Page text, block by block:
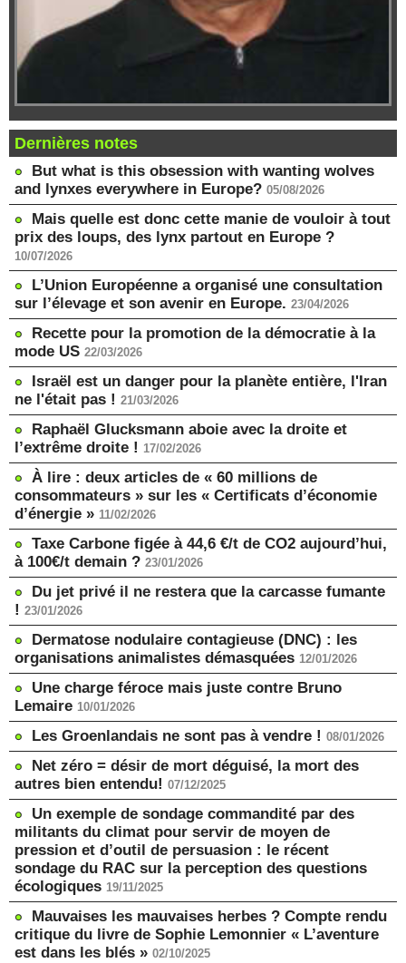
Dernières notes
But what is this obsession with wanting wolves
and lynxes everywhere in Europe? 05/08/2026
Mais quelle est donc cette manie de vouloir à tout
prix des loups, des lynx partout en Europe ?
10/07/2026
L’Union Européenne a organisé une consultation
sur l’élevage et son avenir en Europe. 23/04/2026
Recette pour la promotion de la démocratie à la
mode US 22/03/2026
Israël est un danger pour la planète entière, l'Iran
ne l'était pas ! 21/03/2026
Raphaël Glucksmann aboie avec la droite et
l’extrême droite ! 17/02/2026
À lire : deux articles de « 60 millions de
consommateurs » sur les « Certificats d’économie
d’énergie » 11/02/2026
Taxe Carbone figée à 44,6 €/t de CO2 aujourd’hui,
à 100€/t demain ? 23/01/2026
Du jet privé il ne restera que la carcasse fumante
! 23/01/2026
Dermatose nodulaire contagieuse (DNC) : les
organisations animalistes démasquées 12/01/2026
Une charge féroce mais juste contre Bruno
Lemaire 10/01/2026
Les Groenlandais ne sont pas à vendre ! 08/01/2026
Net zéro = désir de mort déguisé, la mort des
autres bien entendu! 07/12/2025
Un exemple de sondage commandité par des
militants du climat pour servir de moyen de
pression et d’outil de persuasion : le récent
sondage du RAC sur la perception des questions
écologiques 19/11/2025
Mauvaises les mauvaises herbes ? Compte rendu
critique du livre de Sophie Lemonnier « L’aventure
est dans les blés » 02/10/2025